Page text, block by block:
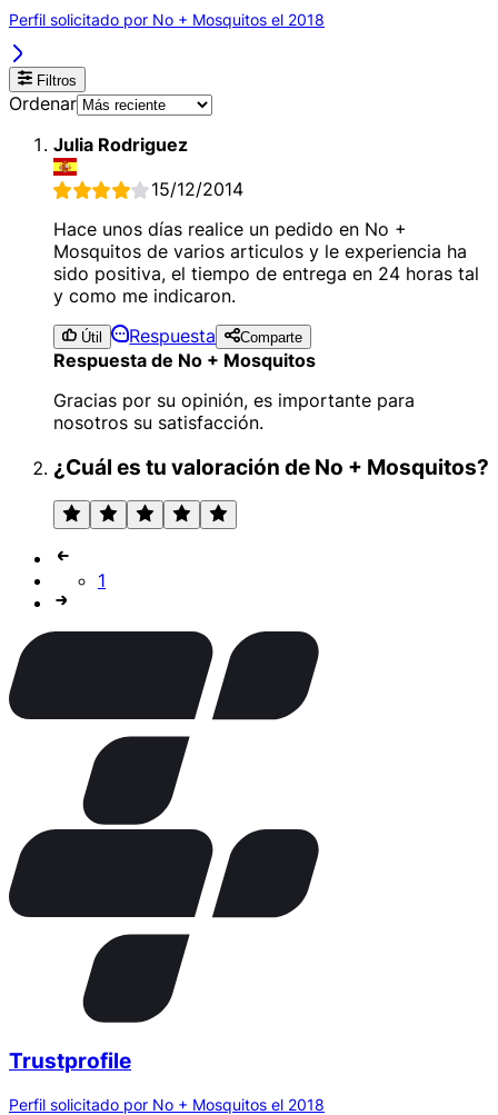
Perfil solicitado por No + Mosquitos el 2018
Filtros
Ordenar
Julia Rodriguez
15/12/2014
Hace unos días realice un pedido en No +
Mosquitos de varios articulos y le experiencia ha
sido positiva, el tiempo de entrega en 24 horas tal
y como me indicaron.
Útil Respuesta Comparte
Respuesta de No + Mosquitos
Gracias por su opinión, es importante para
nosotros su satisfacción.
¿Cuál es tu valoración de No + Mosquitos?
1
Trustprofile
Perfil solicitado por No + Mosquitos el 2018